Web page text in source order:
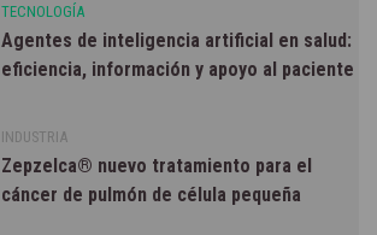
TECNOLOGÍA
Agentes de inteligencia artificial en salud:
eficiencia, información y apoyo al paciente
INDUSTRIA
Zepzelca® nuevo tratamiento para el
cáncer de pulmón de célula pequeña